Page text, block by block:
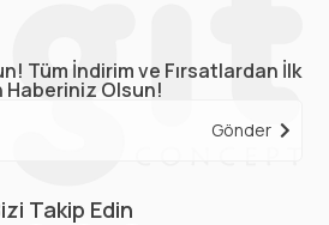
Tüm İndirim ve Fırsatlardan İlk
Haberiniz Olsun!
Gönder
Takip Edin